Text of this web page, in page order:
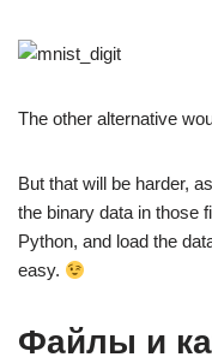
The other alternative
But that will be harder,
the binary data in those
Python, and load the
easy.
Файлы и